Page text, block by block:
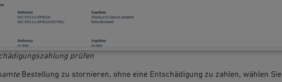
prüfen
Bestellung zu stornieren, ohne eine Entschädigung zu zahlen, wählen Sie